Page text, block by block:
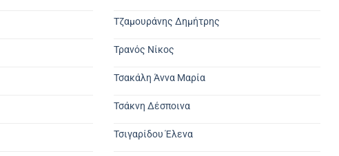
Τζαμουράνης Δημήτρης
Τρανός Νίκος
Τσακάλη Άννα Μαρία
Τσάκνη Δέσποινα
Τσιγαρίδου Έλενα